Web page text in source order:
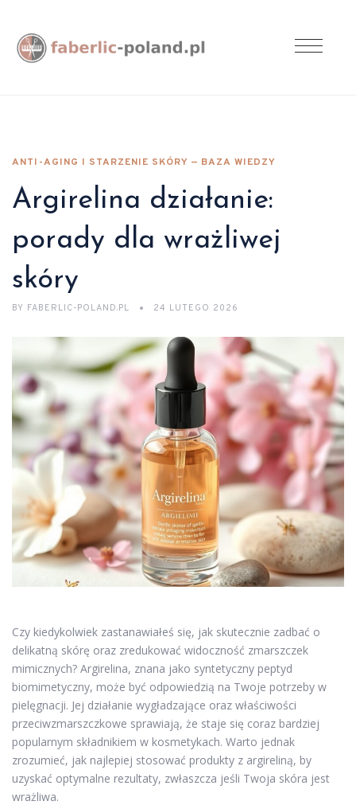
ANTI-AGING I STARZENIE SKÓRY — BAZA WIEDZY
Argirelina działanie:
porady dla wrażliwej
skóry
BY FABERLIC-POLAND.PL 24 LUTEGO 2026
Czy kiedykolwiek zastanawiałeś się, jak skutecznie zadbać o
delikatną skórę oraz zredukować widoczność zmarszczek
mimicznych? Argirelina, znana jako syntetyczny peptyd
biomimetyczny, może być odpowiedzią na Twoje potrzeby w
pielęgnacji. Jej działanie wygładzające oraz właściwości
przeciwzmarszczkowe sprawiają, że staje się coraz bardziej
popularnym składnikiem w kosmetykach. Warto jednak
zrozumieć, jak najlepiej stosować produkty z argireliną, by
uzyskać optymalne rezultaty, zwłaszcza jeśli Twoja skóra jest
wrażliwa.